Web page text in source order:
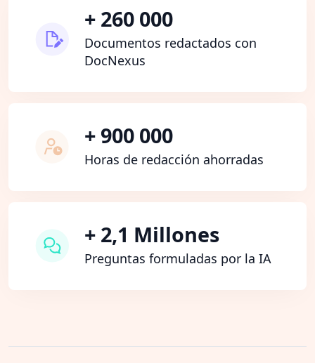
+ 260 000
Documentos redactados con
DocNexus
+ 900 000
Horas de redacción ahorradas
+ 2,1 Millones
Preguntas formuladas por la IA